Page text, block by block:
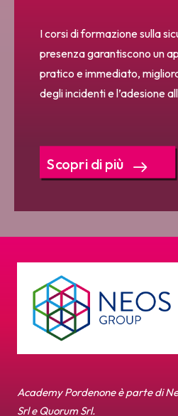
I corsi di formazione sulla
presenza garantiscono un
pratico e immediato,
degli incidenti e l’adesione
Scopri di più
Academy Pordenone è parte di
Srl e Quorum Srl.